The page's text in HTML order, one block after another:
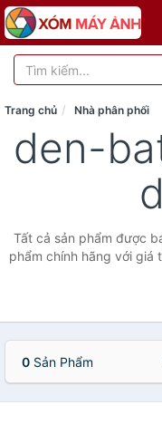
Trang chủ Nhà phân phối
den-
Tất cả sản phẩm được
phẩm chính hãng với giá
0 Sản Phẩm